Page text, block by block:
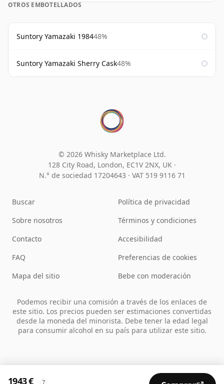
OTROS EMBOTELLADOS
Suntory Yamazaki 198448%
Suntory Yamazaki Sherry Cask48%
1943 € ?
© 2026 Whisky Marketplace Ltd.
128 City Road, London, EC1V 2NX, UK ·
N.° de sociedad 17204643 · VAT 519 9116 71
Buscar
Sobre nosotros
Contacto
FAQ
Mapa del sitio
Política de privacidad
Términos y condiciones
Accesibilidad
Preferencias de cookies
Bebe con moderación
Podemos recibir una comisión a través de los enlaces de
este sitio. Los precios pueden ser estimaciones convertidas
desde la moneda del minorista. Debe tener la edad legal
para consumir alcohol en su país para utilizar este sitio.